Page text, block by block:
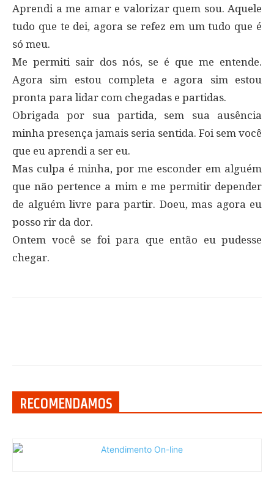
Aprendi a me amar e valorizar quem sou. Aquele
tudo que te dei, agora se refez em um tudo que é
só meu.
Me permiti sair dos nós, se é que me entende.
Agora sim estou completa e agora sim estou
pronta para lidar com chegadas e partidas.
Obrigada por sua partida, sem sua ausência
minha presença jamais seria sentida. Foi sem você
que eu aprendi a ser eu.
Mas culpa é minha, por me esconder em alguém
que não pertence a mim e me permitir depender
de alguém livre para partir. Doeu, mas agora eu
posso rir da dor.
Ontem você se foi para que então eu pudesse
chegar.
RECOMENDAMOS